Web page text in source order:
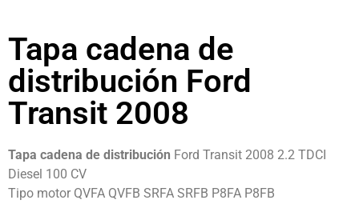
Tapa cadena de
distribución Ford
Transit 2008
Tapa cadena de distribución Ford Transit 2008 2.2 TDCI
Diesel 100 CV
Tipo motor QVFA QVFB SRFA SRFB P8FA P8FB